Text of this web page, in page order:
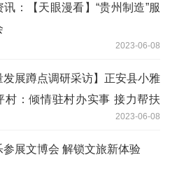
讯：【天眼漫看】“贵州制造”服
2023-06-08
发展蹲点调研采访】正安县小雅
村：倾情驻村办实事 接力帮扶
2023-06-08
参展文博会 解锁文旅新体验